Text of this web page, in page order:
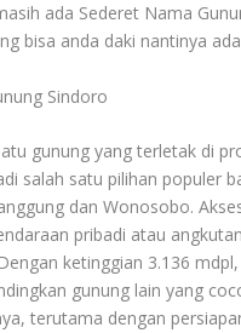
ada Sederet Nama
bisa anda daki nantinya
Sindoro
gunung yang terletak di
salah satu pilihan populer
dan Wonosobo.
pribadi atau
ketinggian 3.136
gunung lain yang
terutama dengan